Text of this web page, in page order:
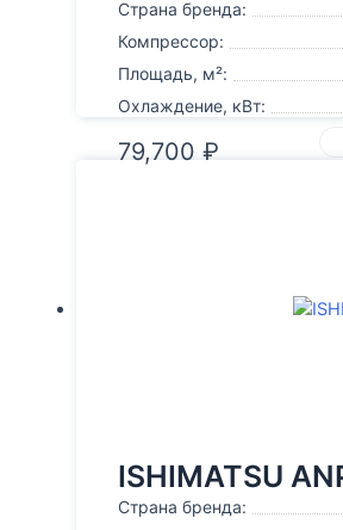
Страна бренда:
Компрессор:
Площадь, м²:
Охлаждение, кВт:
79,700 ₽
ISHIMATSU
Страна бренда: